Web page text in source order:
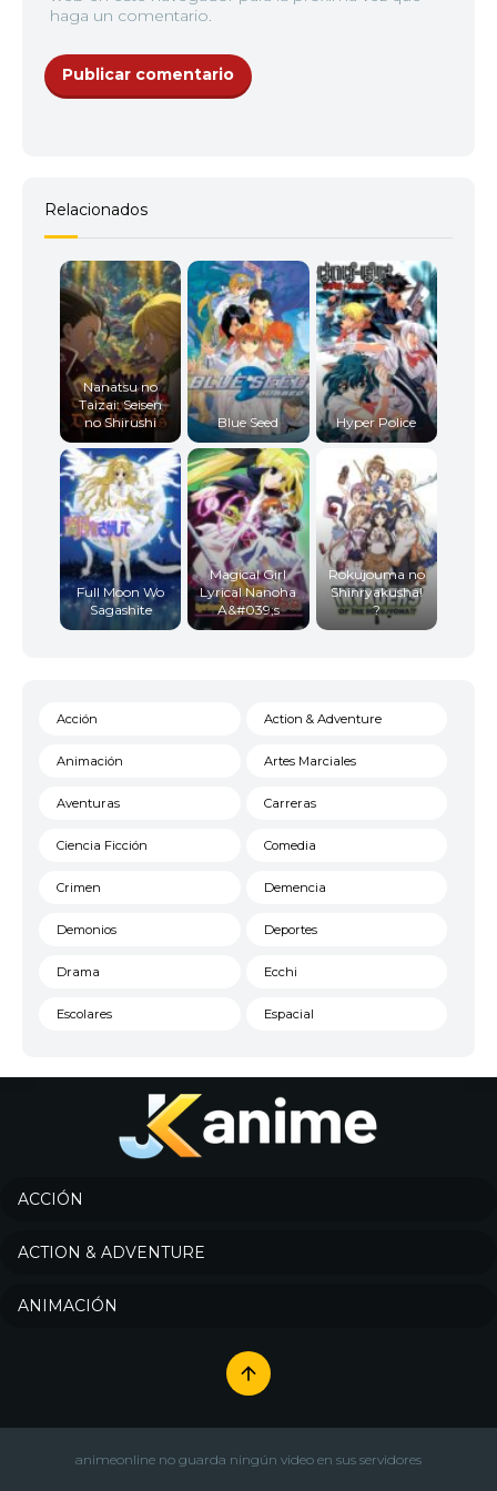
haga un comentario.
Relacionados
Nanatsu no
Taizai: Seisen
no Shirushi
Blue Seed Hyper Police
Full Moon Wo
Sagashite
Magical Girl
Lyrical Nanoha
A&#039;s
Rokujouma no
Shinryakusha!
?
Acción Action & Adventure
Animación Artes Marciales
Aventuras Carreras
Ciencia Ficción Comedia
Crimen Demencia
Demonios Deportes
Drama Ecchi
Escolares Espacial
Historico
Josei
Música
Romance
ACCIÓN
ACTION & ADVENTURE
ANIMACIÓN
animeonline no guarda ningún video en sus servidores